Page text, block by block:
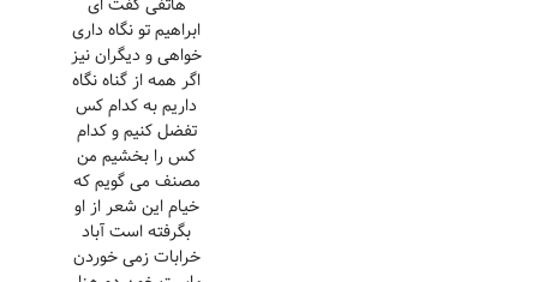
ابراهیم تو نگاه داری
خواهی و دیگران نیز
اگر همه از گناه نگاه
داریم به کدام کس
تفضل کنیم و کدام
کس را بخشیم من
مصنف می گویم که
خیام این شعر از او
بگرفته است آباد
خرابات زمی خوردن